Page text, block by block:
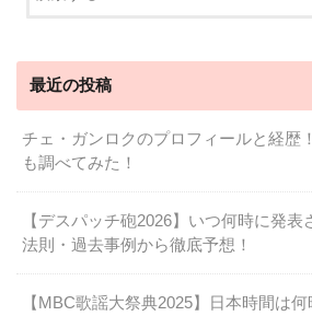
最近の投稿
チェ・ガンロクのプロフィールと経歴
も調べてみた！
【デスパッチ砲2026】いつ何時に発表
法則・過去事例から徹底予想！
【MBC歌謡大祭典2025】日本時間は